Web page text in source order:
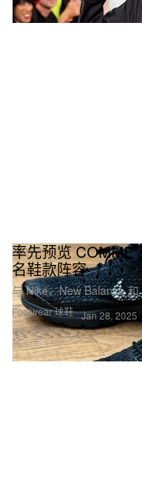
Footwear 球鞋
率先预览 COMME
名鞋款阵容
与 Nike、New Balance 和
Jan 28, 2025